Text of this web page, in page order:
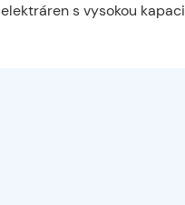
elektráren s vysokou